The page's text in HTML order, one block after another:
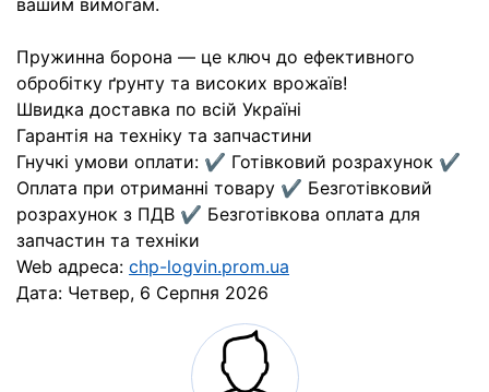
вашим вимогам.
Пружинна борона — це ключ до ефективного
обробітку ґрунту та високих врожаїв!
Швидка доставка по всій Україні
Гарантія на техніку та запчастини
Гнучкі умови оплати: ✔️ Готівковий розрахунок ✔️
Оплата при отриманні товару ✔️ Безготівковий
розрахунок з ПДВ ✔️ Безготівкова оплата для
запчастин та техніки
Web адреса: chp-logvin.prom.ua
Дата: Четвер, 6 Серпня 2026